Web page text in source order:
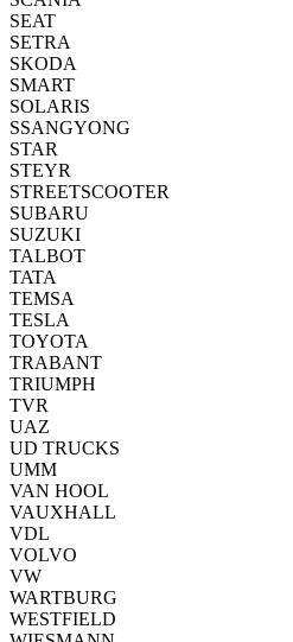
SEAT
SETRA
SKODA
SMART
SOLARIS
SSANGYONG
STAR
STEYR
STREETSCOOTER
SUBARU
SUZUKI
TALBOT
TATA
TEMSA
TESLA
TOYOTA
TRABANT
TRIUMPH
TVR
UAZ
UD TRUCKS
UMM
VAN HOOL
VAUXHALL
VDL
VOLVO
VW
WARTBURG
WESTFIELD